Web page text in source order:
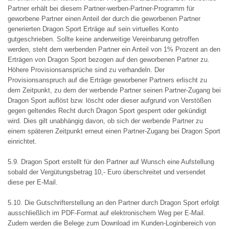
Partner erhält bei diesem Partner-werben-Partner-Programm für
geworbene Partner einen Anteil der durch die geworbenen Partner
generierten Dragon Sport Erträge auf sein virtuelles Konto
gutgeschrieben. Sollte keine anderweitige Vereinbarung getroffen
werden, steht dem werbenden Partner ein Anteil von 1% Prozent an den
Erträgen von Dragon Sport bezogen auf den geworbenen Partner zu.
Höhere Provisionsansprüche sind zu verhandeln. Der
Provisionsanspruch auf die Erträge geworbener Partners erlischt zu
dem Zeitpunkt, zu dem der werbende Partner seinen Partner-Zugang bei
Dragon Sport auflöst bzw. löscht oder dieser aufgrund von Verstößen
gegen geltendes Recht durch Dragon Sport gesperrt oder gekündigt
wird. Dies gilt unabhängig davon, ob sich der werbende Partner zu
einem späteren Zeitpunkt erneut einen Partner-Zugang bei Dragon Sport
einrichtet.
5.9. Dragon Sport erstellt für den Partner auf Wunsch eine Aufstellung
sobald der Vergütungsbetrag 10,- Euro überschreitet und versendet
diese per E-Mail.
5.10. Die Gutschrifterstellung an den Partner durch Dragon Sport erfolgt
ausschließlich im PDF-Format auf elektronischem Weg per E-Mail.
Zudem werden die Belege zum Download im Kunden-Loginbereich von